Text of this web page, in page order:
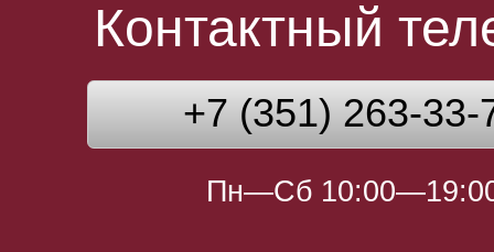
Контактный
+7 (351) 263-33-
Пн—Сб